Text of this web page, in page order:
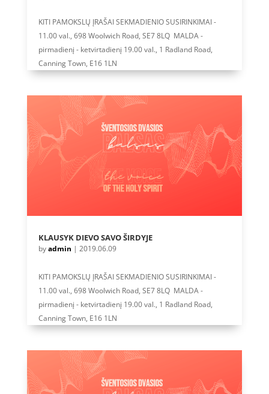
KITI PAMOKSLŲ ĮRAŠAI SEKMADIENIO SUSIRINKIMAI -
11.00 val., 698 Woolwich Road, SE7 8LQ MALDA -
pirmadienį - ketvirtadienį 19.00 val., 1 Radland Road,
Canning Town, E16 1LN
KLAUSYK DIEVO SAVO ŠIRDYJE
byadmin | 2019.06.09
KITI PAMOKSLŲ ĮRAŠAI SEKMADIENIO SUSIRINKIMAI -
11.00 val., 698 Woolwich Road, SE7 8LQ MALDA -
pirmadienį - ketvirtadienį 19.00 val., 1 Radland Road,
Canning Town, E16 1LN